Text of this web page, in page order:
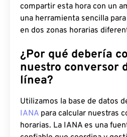
compartir esta hora con un
una herramienta sencilla
en dos zonas horarias
¿Por qué debería
nuestro conversor
línea?
Utilizamos la base de datos
IANA para calcular nuestras
horarias. La IANA es una